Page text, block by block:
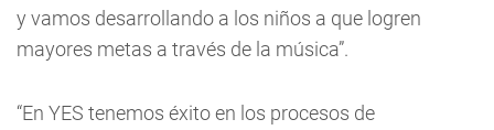
y vamos desarrollando a los niños a que logren
mayores metas a través de la música”.
“En YES tenemos éxito en los procesos de